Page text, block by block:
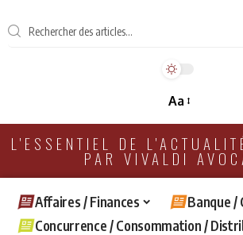
Aa
L'ESSENTIEL DE
PAR VIVALDI
Affaires / Finances
Banque /
Concurrence / Consommation /